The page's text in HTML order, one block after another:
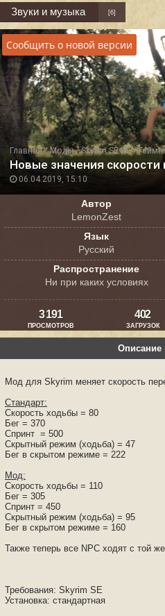
Звуки и музыка [6]
Главная/Моды/Skyrim SE-AE/
06.04.2019, 15:10
Новые значения
Сообщить о новой версии
Автор
LemonZest
Язык
Русский
Распространение
Ни при каких условиях
3 191
ПРОСМОТРОВ
402
ЗАГРУЗОК
Описание
Мод для Skyrim меняет скорость
Стандарт:
Скорость ходьбы = 80
Бег = 370
Спринт = 500
Скрытный режим (ходьба) = 47
Бег в скрытом режиме = 222
Мод:
Скорость ходьбы = 110
Бег = 305
Спринт = 450
Скрытный режим (ходьба) = 95
Бег в скрытом режиме = 160
Также теперь все NPC ходят с той
Требования: Skyrim SE
Установка: стандартная